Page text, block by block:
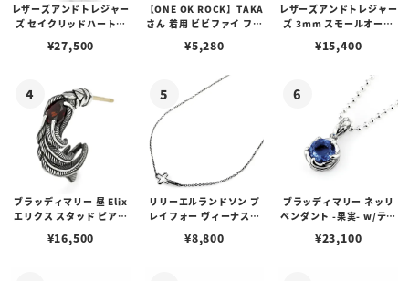
レザーズアンドトレジャー
ズ セイクリッドハートピ
¥27,500
【ONE OK ROCK】TAKA
さん 着用 ビビファイ フー
¥5,280
レザーズアンドトレジャー
ズ 3mm スモールオーバ
ブスタークラスプ＆LTロ
¥15,400
ブラッディマリー 昼 Elix
エリクス スタッド ピアス
¥16,500
リリーエルランドソン プ
レイフォー ヴィーナスチ
¥8,800
ブラッディマリー ネッリ
ペンダント -果実- w/ティ
¥23,100